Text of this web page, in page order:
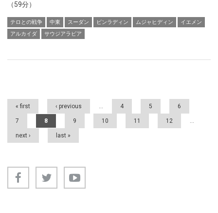
（59分）
テロとの戦争 中東 スーダン ビンラディン ムジャヒディン
イエメン
アルカイダ
サウジアラビア
Pages
« first ‹ previous … 4 5 6
7 8 9 10 11 12 …
next › last »